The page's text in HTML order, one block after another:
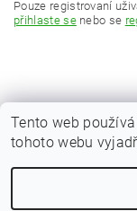
Pouze registrovaní
přihlaste senebo se
Tento web
tohoto webu